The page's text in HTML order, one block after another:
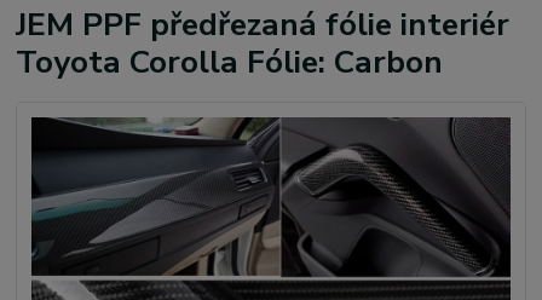
JEM PPF předřezaná fólie interiér
Toyota Corolla Fólie: Carbon